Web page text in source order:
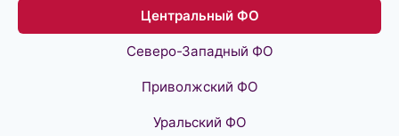
Центральный ФО
Северо-Западный ФО
Приволжский ФО
Уральский ФО